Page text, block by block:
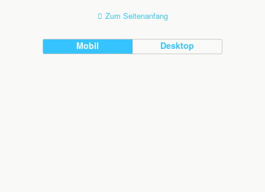
Zum Seitenanfang
Mobil Desktop